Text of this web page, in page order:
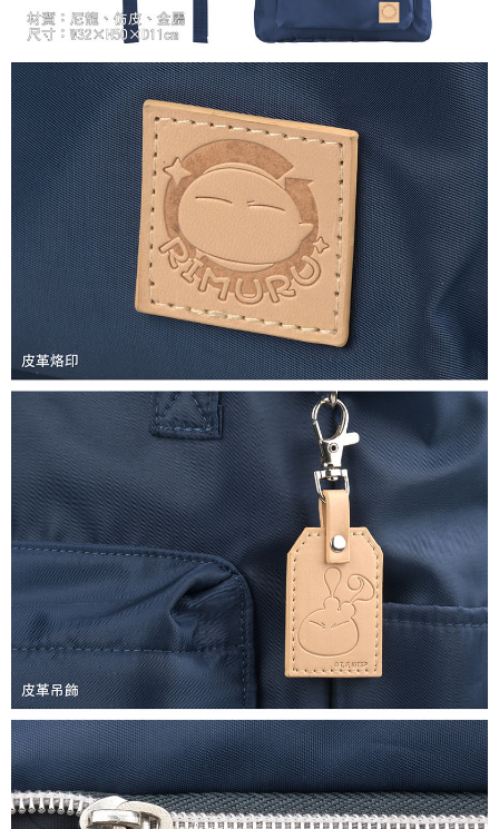
宅配-離島(澎湖/金門/馬祖)-木棉花樂園專用
每筆NT$220
黑貓宅配-貨到付款
每筆NT$150
✈️ 海外配送 查看運費